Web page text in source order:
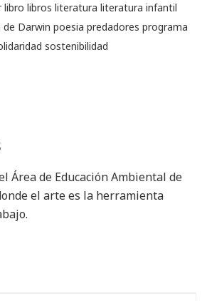
libro libros literatura literatura infantil
de Darwin poesia predadores programa
sostenibilidad
Área de Educación Ambiental de
el arte es la herramienta